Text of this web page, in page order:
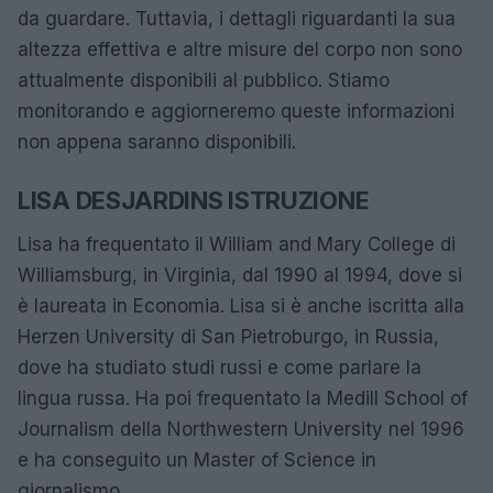
da guardare. Tuttavia, i dettagli riguardanti la sua
altezza effettiva e altre misure del corpo non sono
attualmente disponibili al pubblico. Stiamo
monitorando e aggiorneremo queste informazioni
non appena saranno disponibili.
LISA DESJARDINS ISTRUZIONE
Lisa ha frequentato il William and Mary College di
Williamsburg, in Virginia, dal 1990 al 1994, dove si
è laureata in Economia. Lisa si è anche iscritta alla
Herzen University di San Pietroburgo, in Russia,
dove ha studiato studi russi e come parlare la
lingua russa. Ha poi frequentato la Medill School of
Journalism della Northwestern University nel 1996
e ha conseguito un Master of Science in